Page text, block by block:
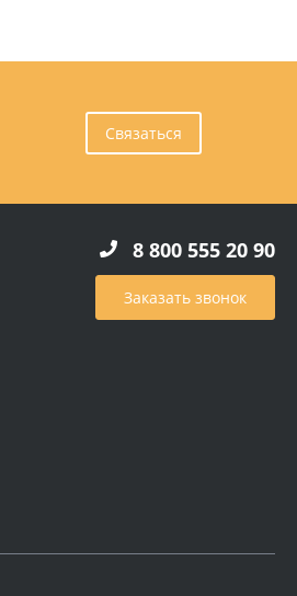
Связаться
8 800 555 20 90
Заказать звонок